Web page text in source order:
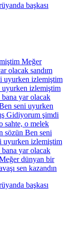
başkası
Meğer
olacak sandım
uyurken izlemiştim
uyurken izlemiştim
bana yar olacak
seni uyurken
Gidiyorum şimdi
sahte, o melek
sözün Ben seni
uyurken izlemiştim
bana yar olacak
dünyan bir
sen kazandın
başkası